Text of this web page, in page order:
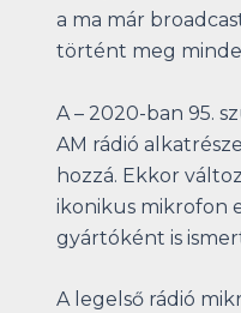
a ma már
történt meg
A – 2020-ban 95.
AM rádió
hozzá. Ekkor
ikonikus mikrofon
gyártóként is
A legelső rádió